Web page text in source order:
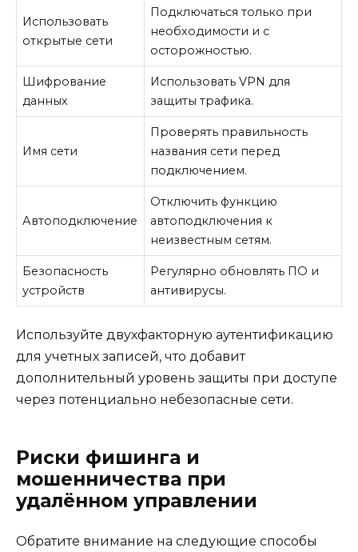
Использовать
открытые сети
Подключаться только при
необходимости и с
осторожностью.
Шифрование
данных
Использовать VPN для
защиты трафика.
Имя сети
Проверять правильность
названия сети перед
подключением.
Автоподключение
Отключить функцию
автоподключения к
неизвестным сетям.
Безопасность
устройств
Регулярно обновлять ПО и
антивирусы.
Используйте двухфакторную аутентификацию
для учетных записей, что добавит
дополнительный уровень защиты при доступе
через потенциально небезопасные сети.
Риски фишинга и
мошенничества при
удалённом управлении
Обратите внимание на следующие способы